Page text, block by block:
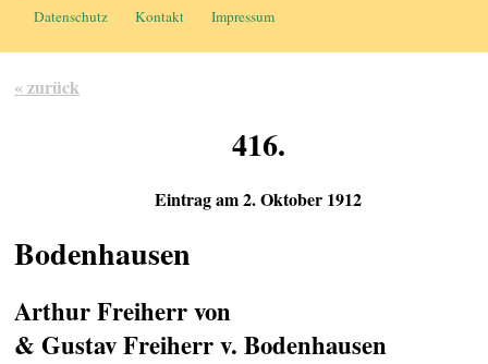
Datenschutz Kontakt Impressum
« zurück
416.
Eintrag am 2. Oktober 1912
Bodenhausen
Arthur Freiherr von
& Gustav Freiherr v. Bodenhausen